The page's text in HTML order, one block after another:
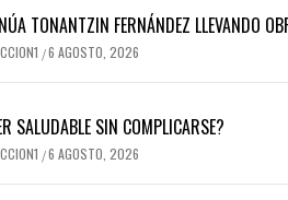
TONANTZIN FERNÁNDEZ LLEVANDO
/6 AGOSTO, 2026
SALUDABLE SIN COMPLICARSE?
/6 AGOSTO, 2026